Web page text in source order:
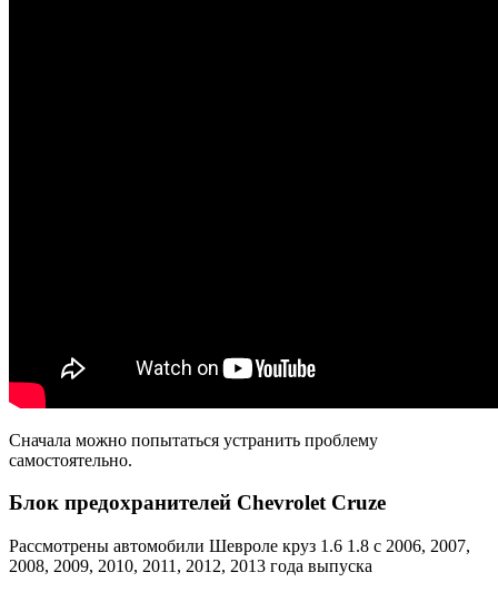
Сначала можно попытаться устранить проблему
самостоятельно.
Блок предохранителей Chevrolet Cruze
Рассмотрены автомобили Шевроле круз 1.6 1.8 с 2006, 2007,
2008, 2009, 2010, 2011, 2012, 2013 года выпуска